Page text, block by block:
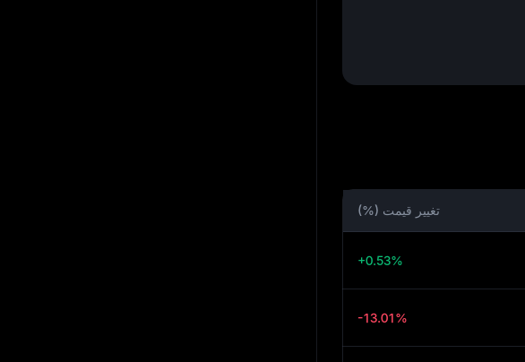
تغییر قیمت (%)
+0.53%
-13.01%